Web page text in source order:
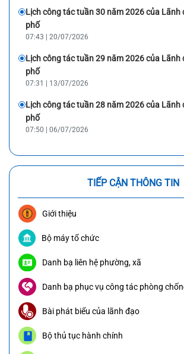
Lịch công tác tuần 30 năm 2026 của Lãnh
phố
07:43 | 20/07/2026
Lịch công tác tuần 29 năm 2026 của Lãnh
phố
07:31 | 13/07/2026
Lịch công tác tuần 28 năm 2026 của Lãnh
phố
07:50 | 06/07/2026
TIẾP CẬN THÔNG TIN
Giới thiệu
Bộ máy tổ chức
Danh bạ liên hệ phường, xã
Danh bạ phục vụ công tác phòng
Bài phát biểu của lãnh đạo
Bộ thủ tục hành chính